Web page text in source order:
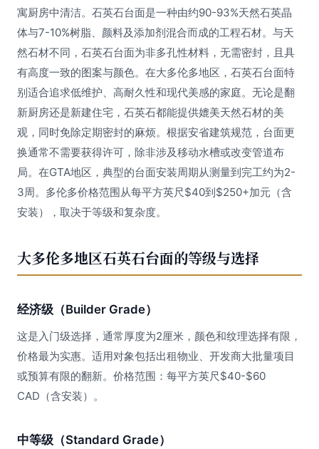
寓厨房中清洁。石英石台面是一种由约90-93%天然石英晶
体与7-10%树脂、颜料及添加剂混合而成的工程石材。与天
然石材不同，石英石台面为非多孔性材料，无需密封，且具
有高度一致的图案与颜色。在大多伦多地区，石英石台面特
别适合追求低维护、高耐久性和现代美感的家庭。无论是翻
新厨房还是新建住宅，石英石都能提供媲美天然石材的美
观，同时免除定期密封的麻烦。根据安省建筑规范，台面更
换通常不需要获得许可，除非涉及移动水槽或改变管道布
局。在GTA地区，典型的台面安装周期从测量到完工约为2-
3周。多伦多价格范围从每平方英尺$40到$250+加元（含
安装），取决于等级和复杂度。
大多伦多地区石英石台面的等级与选择
经济级（Builder Grade）
这是入门级选择，通常厚度为2厘米，颜色和纹理选择有限，
价格最为实惠。适用对象包括出租物业、开发商大批量项目
或预算有限的翻新。价格范围：每平方英尺$40-$60
CAD（含安装）。
中等级（Standard Grade）